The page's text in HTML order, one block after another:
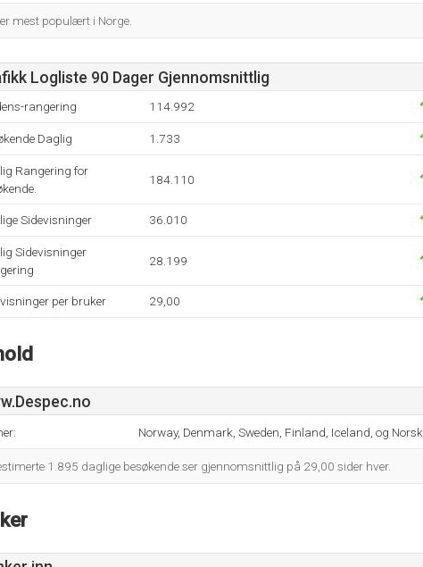
mest populært i Norge.
Logliste 90 Dager Gjennomsnittlig
rangering 114.992
Daglig 1.733
Rangering for
184.110
Sidevisninger 36.010
Sidevisninger
28.199
per bruker 29,00
Norway, Denmark, Sweden, Finland, Iceland, og Norsk.
1.895 daglige besøkende ser gjennomsnittlig på 29,00 sider hver.